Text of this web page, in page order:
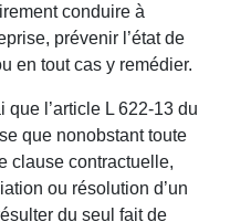
conduire à
prévenir l’état de
en tout cas y remédier.
que l’article L 622-13 du
que nonobstant toute
clause contractuelle,
ou résolution d’un
du seul fait de